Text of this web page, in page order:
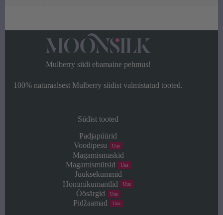
Mulberry siidi ebamaine pehmus!
100% naturaalsest Mulberry siidist valmistatud tooted.
Siidist tooted
Padjapüürid
Voodipesu
Uus
Magamismaskid
Magamismütsid
Uus
Juuksekummid
Hommikumantlid
Uus
Öösärgid Uus
Pidžaamad Uus